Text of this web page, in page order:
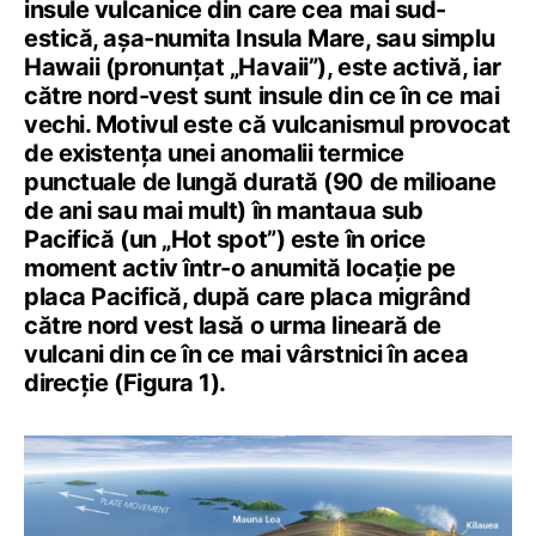
insule vulcanice din care cea mai sud-
estică, așa-numita Insula Mare, sau simplu
Hawaii (pronunțat „Havaii”), este activă, iar
către nord-vest sunt insule din ce în ce mai
vechi. Motivul este că vulcanismul provocat
de existența unei anomalii termice
punctuale de lungă durată (90 de milioane
de ani sau mai mult) în mantaua sub
Pacifică (un „Hot spot”) este în orice
moment activ într-o anumită locație pe
placa Pacifică, după care placa migrând
către nord vest lasă o urma lineară de
vulcani din ce în ce mai vârstnici în acea
direcție (Figura 1).